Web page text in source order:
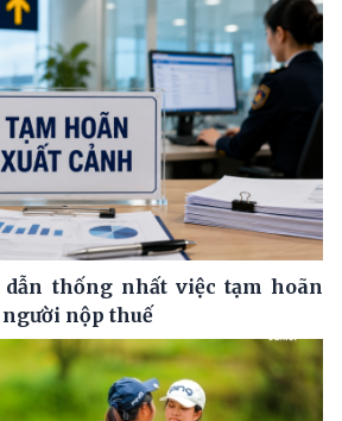
dẫn thống nhất việc tạm hoãn
nộp thuế